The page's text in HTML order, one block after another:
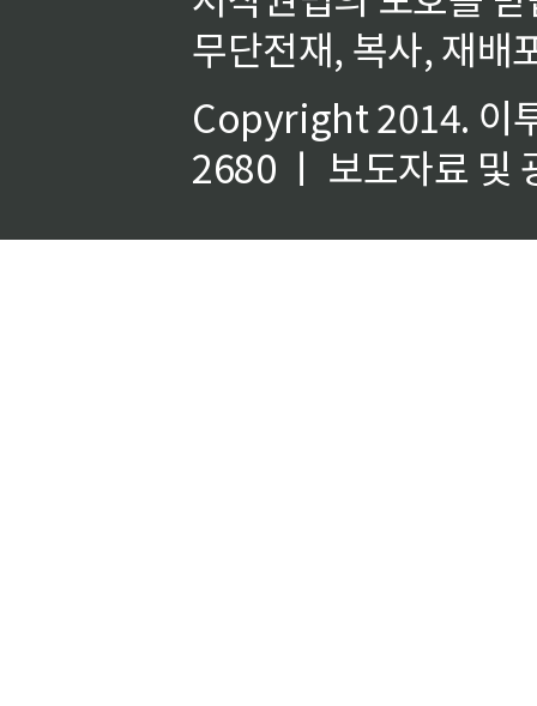
무단전재, 복사, 재배
Copyright 2014. 이
2680 ㅣ 보도자료